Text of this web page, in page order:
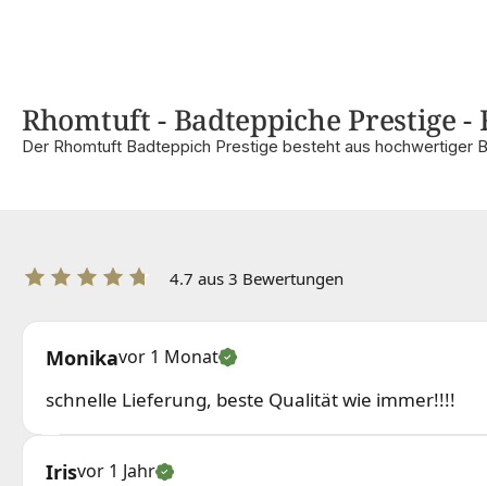
Rhomtuft - Badteppiche Prestige -
Der Rhomtuft Badteppich Prestige besteht aus hochwertiger
4.7 aus 3 Bewertungen
Monikavor 1 Monat
schnelle Lieferung, beste Qualität wie immer!!!!
Irisvor 1 Jahr